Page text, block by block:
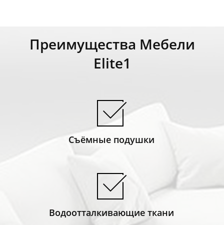
Преимущества Мебели
Elite1
​Съёмные подушки
Водоотталкивающие ткани